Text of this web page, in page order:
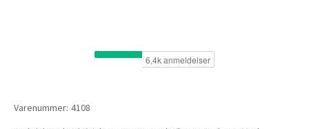
Varenummer: 4108